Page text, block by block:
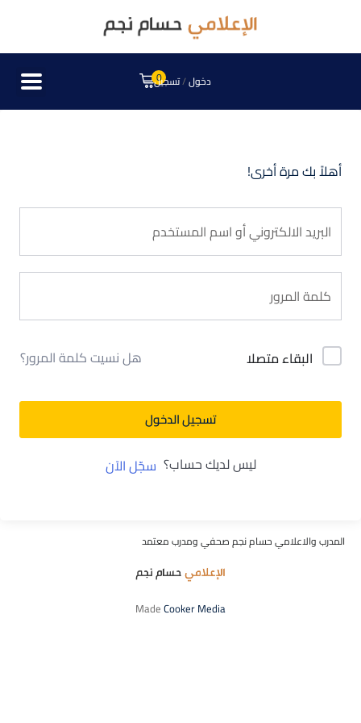
0 دخول/تسجيل
أهلاً بك مرة أخرى!
البقاء متصلا هل نسيت كلمة المرور؟
تسجيل الدخول
ليس لديك حساب؟ سجّل الآن
المدرب والاعلامي حسام نجم صحفي ومدرب معتمد
MadeCooker Media